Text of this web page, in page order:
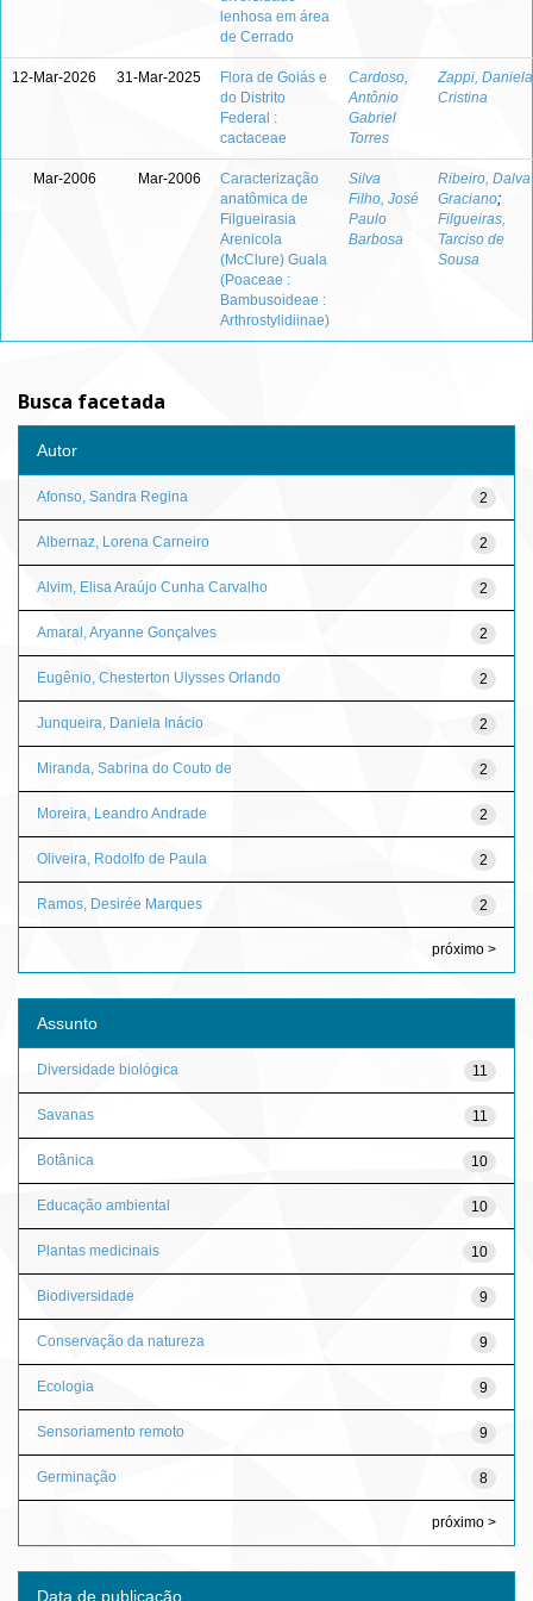
lenhosa em área
de Cerrado
12-Mar-2026 31-Mar-2025
Flora de Goiás e
do Distrito
Federal :
cactaceae
Cardoso,
Antônio
Gabriel
Torres
Zappi, Daniela
Cristina
Mar-2006 Mar-2006
Caracterização
anatômica de
Filgueirasia
Arenicola
(McClure) Guala
(Poaceae :
Bambusoideae :
Arthrostylidiinae)
Silva
Filho, José
Paulo
Barbosa
Ribeiro, Dalva
Graciano;
Filgueiras,
Tarciso de
Sousa
Busca facetada
Autor
2
Afonso, Sandra Regina
2
Albernaz, Lorena Carneiro
2
Alvim, Elisa Araújo Cunha Carvalho
2
Amaral, Aryanne Gonçalves
2
Eugênio, Chesterton Ulysses Orlando
2
Junqueira, Daniela Inácio
2
Miranda, Sabrina do Couto de
2
Moreira, Leandro Andrade
2
Oliveira, Rodolfo de Paula
2
Ramos, Desirée Marques
próximo >
Assunto
11
Diversidade biológica
11
Savanas
10
Botânica
10
Educação ambiental
10
Plantas medicinais
9
Biodiversidade
9
Conservação da natureza
9
Ecologia
9
Sensoriamento remoto
8
Germinação
próximo >
Data de publicação